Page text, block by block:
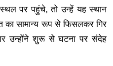
पर पहुंचे, तो उन्हें यह स्थान
का सामान्य रूप से फिसलकर गिर
उन्होंने शुरू से घटना पर संदेह